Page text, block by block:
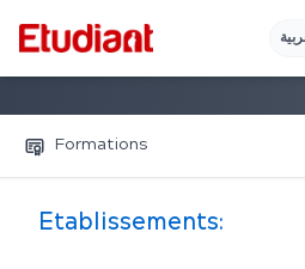
Formations
Etablissements: